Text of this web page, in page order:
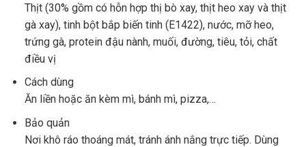
Thịt (30% gồm có hỗn hợp thị bò xay, thịt heo xay và thịt
gà xay), tinh bột bắp biến tinh (E1422), nước, mỡ heo,
trứng gà, protein đậu nành, muối, đường, tiêu, tỏi, chất
điều vị
Cách dùng
Ăn liền hoặc ăn kèm mì, bánh mì, pizza,…
Bảo quản
Nơi khô ráo thoáng mát, tránh ánh nắng trực tiếp. Dùng